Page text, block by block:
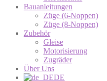
Bauanleitungen
Züge (6-Noppen)
Züge (8-Noppen)
Zubehör
Gleise
Motorisierung
Zugräder
Über Uns
DE